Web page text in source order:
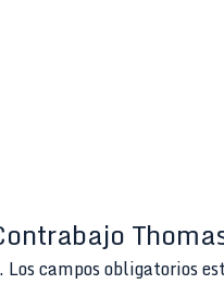
Los campos obligatorios